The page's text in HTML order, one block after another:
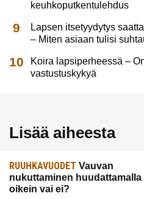
keuhkoputkentulehdus
Lapsen itsetyydytys
– Miten asiaan tulisi
Koira lapsiperheessä –
vastustuskykyä
Lisää aiheesta
RUUHKAVUODET Vauvan
nukuttaminen huudattamalla
oikein vai ei?